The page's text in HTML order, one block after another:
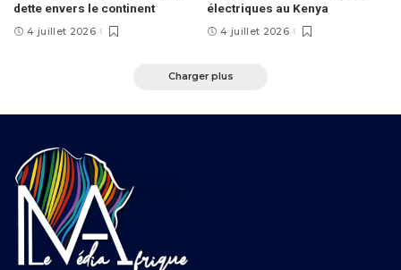
dette envers le continent
4 juillet 2026
électriques au Kenya
4 juillet 2026
Charger plus